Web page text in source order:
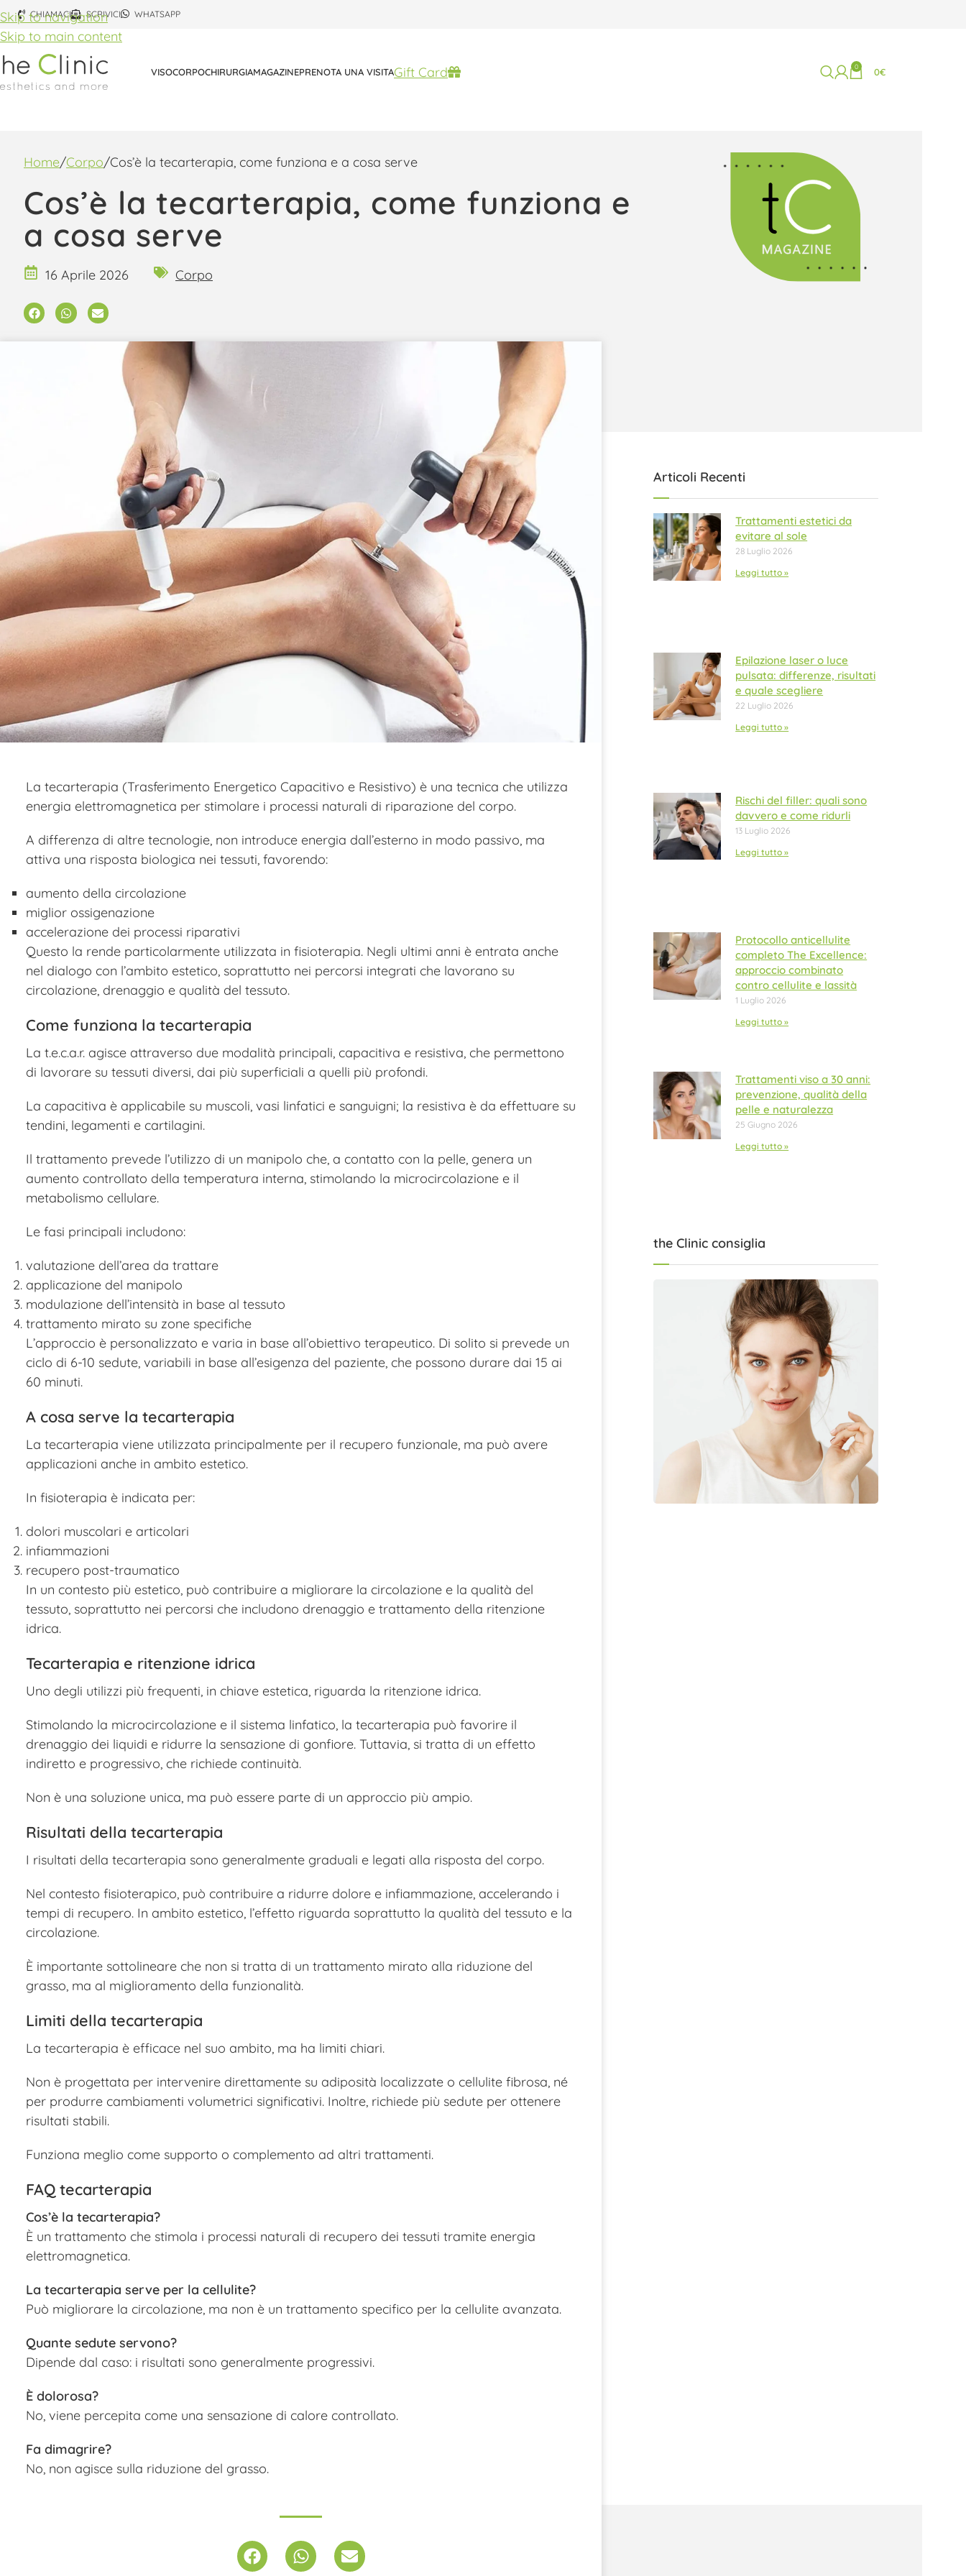
Skip to navigation
Skip to main content
CHIAMACI SCRIVICI WHATSAPP
VISOCORPOCHIRURGIAMAGAZINEPRENOTA UNA VISITAGift Card 0 0€
Home Corpo Cos’è la tecarterapia, come funziona e a cosa serve
Cos’è la tecarterapia, come funziona e
a cosa serve
16 Aprile 2026 Corpo
La tecarterapia (Trasferimento Energetico Capacitivo e Resistivo) è una tecnica che utilizza
energia elettromagnetica per stimolare i processi naturali di riparazione del corpo.
A differenza di altre tecnologie, non introduce energia dall’esterno in modo passivo, ma
attiva una risposta biologica nei tessuti, favorendo:
aumento della circolazione
miglior ossigenazione
accelerazione dei processi riparativi
Questo la rende particolarmente utilizzata in fisioterapia. Negli ultimi anni è entrata anche
nel dialogo con l’ambito estetico, soprattutto nei percorsi integrati che lavorano su
circolazione, drenaggio e qualità del tessuto.
Come funziona la tecarterapia
La t.e.c.a.r. agisce attraverso due modalità principali, capacitiva e resistiva, che permettono
di lavorare su tessuti diversi, dai più superficiali a quelli più profondi.
La capacitiva è applicabile su muscoli, vasi linfatici e sanguigni; la resistiva è da effettuare su
tendini, legamenti e cartilagini.
Il trattamento prevede l’utilizzo di un manipolo che, a contatto con la pelle, genera un
aumento controllato della temperatura interna, stimolando la microcircolazione e il
metabolismo cellulare.
Le fasi principali includono:
valutazione dell’area da trattare
applicazione del manipolo
modulazione dell’intensità in base al tessuto
trattamento mirato su zone specifiche
L’approccio è personalizzato e varia in base all’obiettivo terapeutico. Di solito si prevede un
ciclo di 6-10 sedute, variabili in base all’esigenza del paziente, che possono durare dai 15 ai
60 minuti.
A cosa serve la tecarterapia
La tecarterapia viene utilizzata principalmente per il recupero funzionale, ma può avere
applicazioni anche in ambito estetico.
In fisioterapia è indicata per:
dolori muscolari e articolari
infiammazioni
recupero post-traumatico
In un contesto più estetico, può contribuire a migliorare la circolazione e la qualità del
tessuto, soprattutto nei percorsi che includono drenaggio e trattamento della ritenzione
idrica.
Tecarterapia e ritenzione idrica
Uno degli utilizzi più frequenti, in chiave estetica, riguarda la ritenzione idrica.
Stimolando la microcircolazione e il sistema linfatico, la tecarterapia può favorire il
drenaggio dei liquidi e ridurre la sensazione di gonfiore. Tuttavia, si tratta di un effetto
indiretto e progressivo, che richiede continuità.
Non è una soluzione unica, ma può essere parte di un approccio più ampio.
Risultati della tecarterapia
I risultati della tecarterapia sono generalmente graduali e legati alla risposta del corpo.
Nel contesto fisioterapico, può contribuire a ridurre dolore e infiammazione, accelerando i
tempi di recupero. In ambito estetico, l’effetto riguarda soprattutto la qualità del tessuto e la
circolazione.
È importante sottolineare che non si tratta di un trattamento mirato alla riduzione del
grasso, ma al miglioramento della funzionalità.
Limiti della tecarterapia
La tecarterapia è efficace nel suo ambito, ma ha limiti chiari.
Non è progettata per intervenire direttamente su adiposità localizzate o cellulite fibrosa, né
per produrre cambiamenti volumetrici significativi. Inoltre, richiede più sedute per ottenere
risultati stabili.
Funziona meglio come supporto o complemento ad altri trattamenti.
FAQ tecarterapia
Cos’è la tecarterapia?
È un trattamento che stimola i processi naturali di recupero dei tessuti tramite energia
elettromagnetica.
La tecarterapia serve per la cellulite?
Può migliorare la circolazione, ma non è un trattamento specifico per la cellulite avanzata.
Quante sedute servono?
Dipende dal caso: i risultati sono generalmente progressivi.
È dolorosa?
No, viene percepita come una sensazione di calore controllato.
Fa dimagrire?
No, non agisce sulla riduzione del grasso.
Articoli Recenti
Trattamenti estetici da
evitare al sole
28 Luglio 2026
Leggi tutto »
Epilazione laser o luce
pulsata: differenze, risultati
e quale scegliere
22 Luglio 2026
Leggi tutto »
Rischi del filler: quali sono
davvero e come ridurli
13 Luglio 2026
Leggi tutto »
Protocollo anticellulite
completo The Excellence:
approccio combinato
contro cellulite e lassità
1 Luglio 2026
Leggi tutto »
Trattamenti viso a 30 anni:
prevenzione, qualità della
pelle e naturalezza
25 Giugno 2026
Leggi tutto »
the Clinic consiglia